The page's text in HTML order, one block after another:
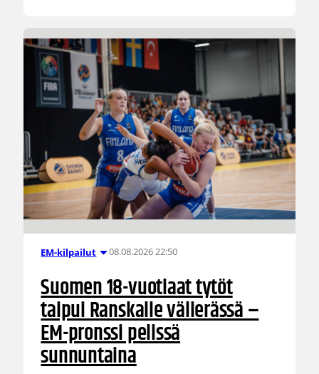
EM-kilpailut 08.08.2026 22:50
Suomen 18-vuotiaat tytöt
taipui Ranskalle välierässä –
EM-pronssi pelissä
sunnuntaina